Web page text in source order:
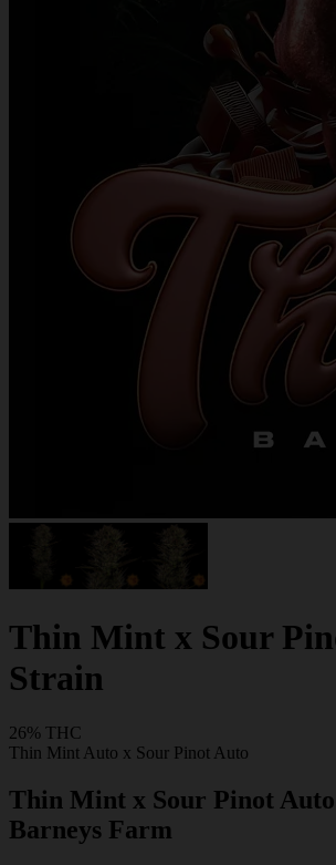
Thin Mint x Sour
Strain
26% THC
Thin Mint Auto x Sour Pinot Auto
Thin Mint x Sour Pinot
Barneys Farm